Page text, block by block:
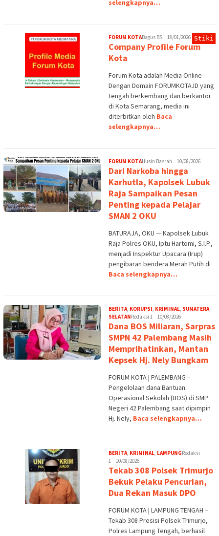
selengkapnya…
FORUM KOTABagus BS 18/01/2026
Company Profile Forum
Kota
Forum Kota adalah Media Online
Dengan Domain FORUMKOTA.ID yang
tengah berkembang dan berkantor
di Kota Semarang, media ini
diterbitkan oleh Baca
selengkapnya…
Stiki
FORUM KOTAHusin Basrah 10/08/2026
Dari Narkoba hingga
Karhutla, Kapolsek Lubuk
Raja Sampaikan Pesan
Penting kepada Pelajar
SMAN 2 OKU
BATURAJA, OKU — Kapolsek Lubuk
Raja Polres OKU, Iptu Hartomi, S.I.P.,
menjadi Inspektur Upacara (Irup)
pengibaran bendera Merah Putih di
Baca selengkapnya…
BERITA, KORUPSI, KRIMINAL, SUMATERA
SELATANRedaksi 1 10/08/2026
Dana BOS Miliaran, Sarpras
SMPN 42 Palembang Masih
Memprihatinkan, Mantan
Kepsek Hj. Nely Bungkam
FORUM KOTA | PALEMBANG –
Pengelolaan dana Bantuan
Operasional Sekolah (BOS) di SMP
Negeri 42 Palembang saat dipimpin
Hj. Nely, Baca selengkapnya…
BERITA, KRIMINAL, LAMPUNGRedaksi
1
10/08/2026
Tekab 308 Polsek Trimurjo
Bekuk Pelaku Pencurian,
Dua Rekan Masuk DPO
FORUM KOTA | LAMPUNG TENGAH –
Tekab 308 Presisi Polsek Trimurjo,
Polres Lampung Tengah, berhasil